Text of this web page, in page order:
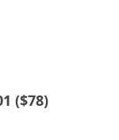
($78)